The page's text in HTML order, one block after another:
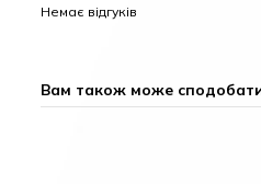
Немає відгуків
Вам також може